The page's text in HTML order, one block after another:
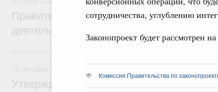
сотрудничества, углублению
Законопроект будет рассмотрен
Комиссия Правительства по
Правительство повышает качество
деятельности
Утверждён план законопроектной